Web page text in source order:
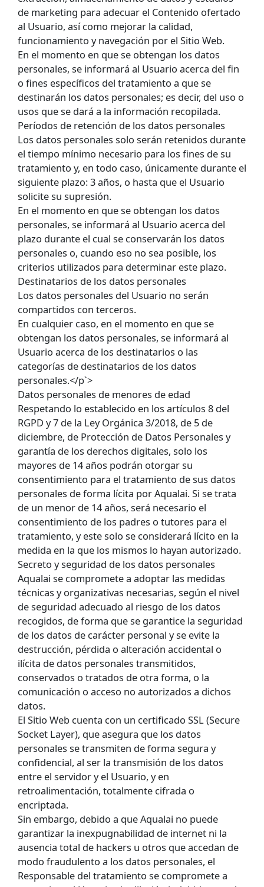
de marketing para adecuar el Contenido ofertado
al Usuario, así como mejorar la calidad,
funcionamiento y navegación por el Sitio Web.
En el momento en que se obtengan los datos
personales, se informará al Usuario acerca del fin
o fines específicos del tratamiento a que se
destinarán los datos personales; es decir, del uso o
usos que se dará a la información recopilada.
Períodos de retención de los datos personales
Los datos personales solo serán retenidos durante
el tiempo mínimo necesario para los fines de su
tratamiento y, en todo caso, únicamente durante el
siguiente plazo: 3 años, o hasta que el Usuario
solicite su supresión.
En el momento en que se obtengan los datos
personales, se informará al Usuario acerca del
plazo durante el cual se conservarán los datos
personales o, cuando eso no sea posible, los
criterios utilizados para determinar este plazo.
Destinatarios de los datos personales
Los datos personales del Usuario no serán
compartidos con terceros.
En cualquier caso, en el momento en que se
obtengan los datos personales, se informará al
Usuario acerca de los destinatarios o las
categorías de destinatarios de los datos
personales.</p`>
Datos personales de menores de edad
Respetando lo establecido en los artículos 8 del
RGPD y 7 de la Ley Orgánica 3/2018, de 5 de
diciembre, de Protección de Datos Personales y
garantía de los derechos digitales, solo los
mayores de 14 años podrán otorgar su
consentimiento para el tratamiento de sus datos
personales de forma lícita por Aqualai. Si se trata
de un menor de 14 años, será necesario el
consentimiento de los padres o tutores para el
tratamiento, y este solo se considerará lícito en la
medida en la que los mismos lo hayan autorizado.
Secreto y seguridad de los datos personales
Aqualai se compromete a adoptar las medidas
técnicas y organizativas necesarias, según el nivel
de seguridad adecuado al riesgo de los datos
recogidos, de forma que se garantice la seguridad
de los datos de carácter personal y se evite la
destrucción, pérdida o alteración accidental o
ilícita de datos personales transmitidos,
conservados o tratados de otra forma, o la
comunicación o acceso no autorizados a dichos
datos.
El Sitio Web cuenta con un certificado SSL (Secure
Socket Layer), que asegura que los datos
personales se transmiten de forma segura y
confidencial, al ser la transmisión de los datos
entre el servidor y el Usuario, y en
retroalimentación, totalmente cifrada o
encriptada.
Sin embargo, debido a que Aqualai no puede
garantizar la inexpugnabilidad de internet ni la
ausencia total de hackers u otros que accedan de
modo fraudulento a los datos personales, el
Responsable del tratamiento se compromete a